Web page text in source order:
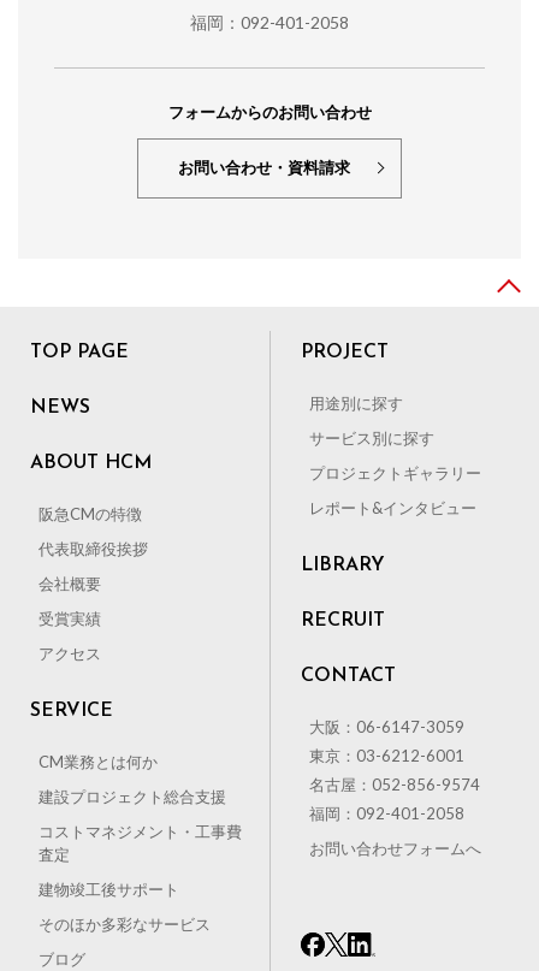
福岡：092-401-2058
フォームからのお問い合わせ
お問い合わせ・資料請求
TOP PAGE
NEWS
ABOUT HCM
阪急CMの特徴
代表取締役挨拶
会社概要
受賞実績
アクセス
SERVICE
CM業務とは何か
建設プロジェクト総合支援
コストマネジメント・工事費
査定
建物竣工後サポート
そのほか多彩なサービス
ブログ
PROJECT
用途別に探す
サービス別に探す
プロジェクトギャラリー
レポート&インタビュー
LIBRARY
RECRUIT
CONTACT
大阪：06-6147-3059
東京：03-6212-6001
名古屋：052-856-9574
福岡：092-401-2058
お問い合わせフォームへ